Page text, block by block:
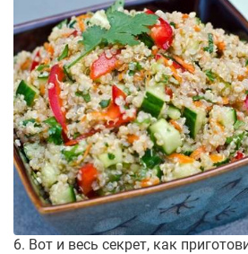
6. Вот и весь секрет, как